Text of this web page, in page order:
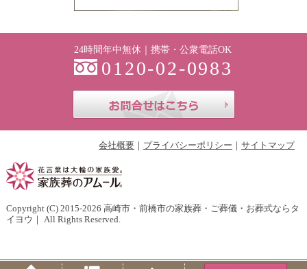
24時間年中無休｜携帯・公衆電話OK
0120-02-0983
会社概要 プライバシーポリシー サイトマップ
Copyright (C) 2015-2026 高崎市・前橋市の家族葬・ご葬儀・お葬式ならタ
イヨウ ｜ All Rights Reserved.
Home Menu PageTop